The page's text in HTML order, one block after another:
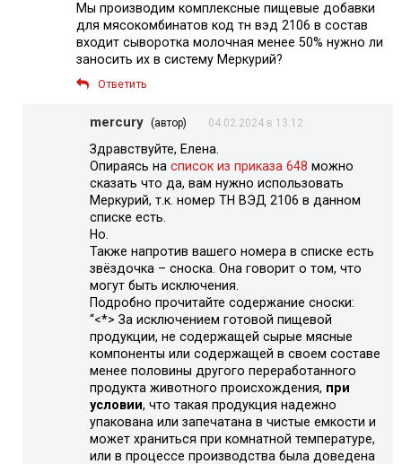
Мы производим комплексные пищевые добавки
для мясокомбинатов код тн вэд 2106 в состав
входит сыворотка молочная менее 50% нужно ли
заносить их в систему Меркурий?
Ответить
mercury (автор) 04.02.2024 в 13:12
Здравствуйте, Елена.
Опираясь на список из приказа 648 можно
сказать что да, вам нужно использовать
Меркурий, т.к. номер ТН ВЭД 2106 в данном
списке есть.
Но.
Также напротив вашего номера в списке есть
звёздочка – сноска. Она говорит о том, что
могут быть исключения.
Подробно прочитайте содержание сноски:
“<*> За исключением готовой пищевой
продукции, не содержащей сырые мясные
компоненты или содержащей в своем составе
менее половины другого переработанного
продукта животного происхождения, при
условии, что такая продукция надежно
упакована или запечатана в чистые емкости и
может храниться при комнатной температуре,
или в процессе производства была доведена